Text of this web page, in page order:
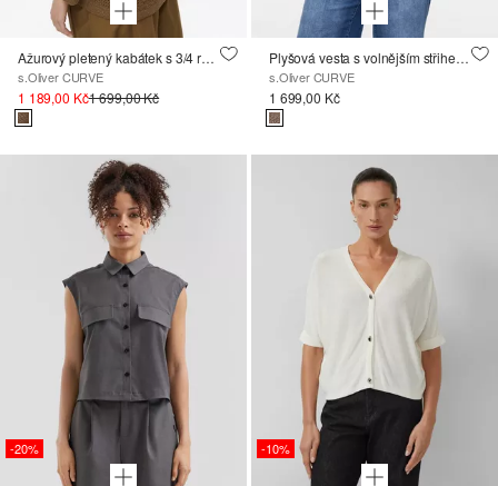
Ažurový pletený kabátek s 3/4 rukávy
s.Oliver CURVE
1 189,00 Kč1 699,00 Kč
Plyšová vesta s volnějším střihem Relaxed Fit
s.Oliver CURVE
1 699,00 Kč
-20% -10%